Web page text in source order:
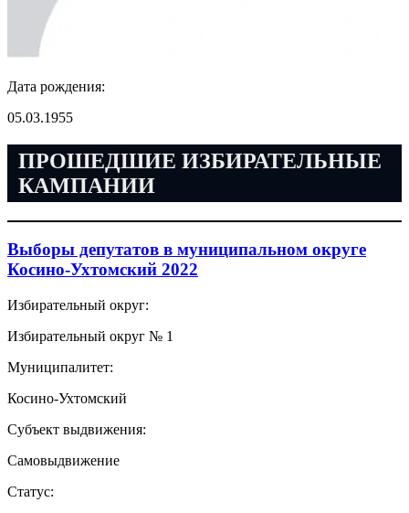
Дата рождения:
05.03.1955
ПРОШЕДШИЕ ИЗБИРАТЕЛЬНЫЕ
КАМПАНИИ
Выборы депутатов в муниципальном округе
Косино-Ухтомский 2022
Избирательный округ:
Избирательный округ № 1
Муниципалитет:
Косино-Ухтомский
Субъект выдвижения:
Самовыдвижение
Статус: